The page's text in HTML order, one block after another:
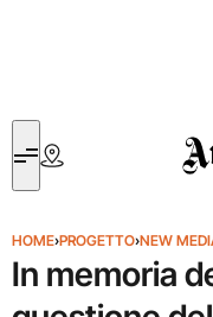
HOME›PROGETTO›NEW
In memoria